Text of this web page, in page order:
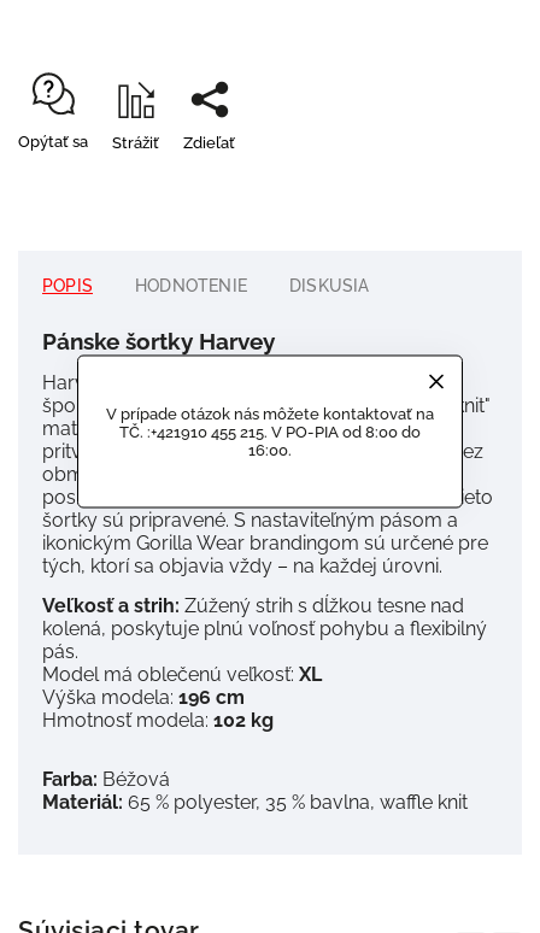
V prípade otázok nás môžete kontaktovať na
TČ. :+421910 455 215. V PO-PIA od 8:00 do
16:00.
Opýtať sa Strážiť Zdieľať
POPIS HODNOTENIE DISKUSIA
Pánske šortky Harvey
Harvey Track Shorts spájajú výkon a ostrý
športový štýl. Vyrobené z priedušného "waffle knit"
materiálu, ktorý ťa udrží v chlade, aj keď tréning
pritvrdí. Zúžený strih vytvára modernú siluetu bez
obmedzenia pohybu. Či už dávaš nohy v
posilňovni, ideš si zabehať alebo len relaxuješ, tieto
šortky sú pripravené. S nastaviteľným pásom a
ikonickým Gorilla Wear brandingom sú určené pre
tých, ktorí sa objavia vždy – na každej úrovni.
Veľkosť a strih: Zúžený strih s dĺžkou tesne nad
kolená, poskytuje plnú voľnosť pohybu a flexibilný
pás.
Model má oblečenú veľkosť: XL
Výška modela: 196 cm
Hmotnosť modela: 102 kg
Farba: Béžová
Materiál: 65 % polyester, 35 % bavlna, waffle knit